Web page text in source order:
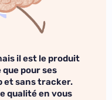
il est le produit
pour ses
et sans tracker.
qualité en vous